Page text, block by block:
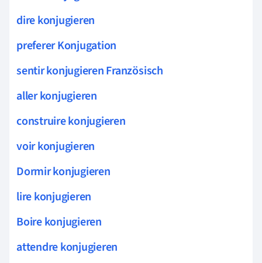
dire konjugieren
preferer Konjugation
sentir konjugieren Französisch
aller konjugieren
construire konjugieren
voir konjugieren
Dormir konjugieren
lire konjugieren
Boire konjugieren
attendre konjugieren